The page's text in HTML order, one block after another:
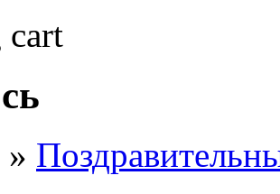
cart
»